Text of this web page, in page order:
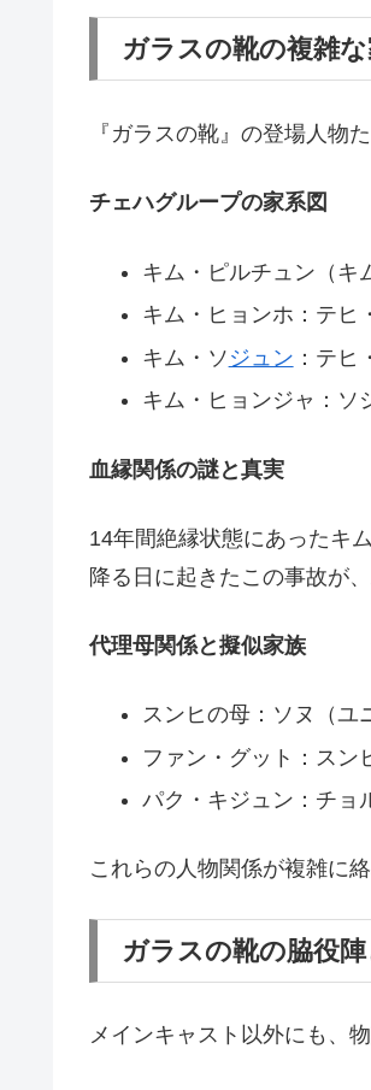
ガラスの靴の複雑
『ガラスの靴』の登場人物
チェハグループの家系図
キム・ピルチュン（キ
キム・ヒョンホ：テヒ
キム・ソ ジュン ：テ
キム・ヒョンジャ：ソ
血縁関係の謎と真実
14年間絶縁状態にあったキ
降る日に起きたこの事故が
代理母関係と擬似家族
スンヒの母：ソヌ（ユ
ファン・グット：スン
パク・キジュン：チョ
これらの人物関係が複雑に
ガラスの靴の脇役
メインキャスト以外にも、